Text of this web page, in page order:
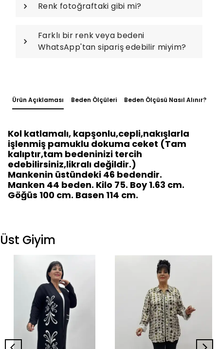
Renk fotoğraftaki gibi mi?
Farklı bir renk veya bedeni
WhatsApp'tan sipariş edebilir miyim?
Ürün Açıklaması Beden Ölçüleri Beden Ölçüsü Nasıl Alınır?
Kol katlamalı, kapşonlu,cepli,nakışlarla
işlenmiş pamuklu dokuma ceket (Tam
kalıptır,tam bedeninizi tercih
edebilirsiniz,likralı değildir.)
Mankenin üstündeki 46 bedendir.
Manken 44 beden. Kilo 75. Boy 1.63 cm.
Göğüs 100 cm. Basen 114 cm.
Üst Giyim